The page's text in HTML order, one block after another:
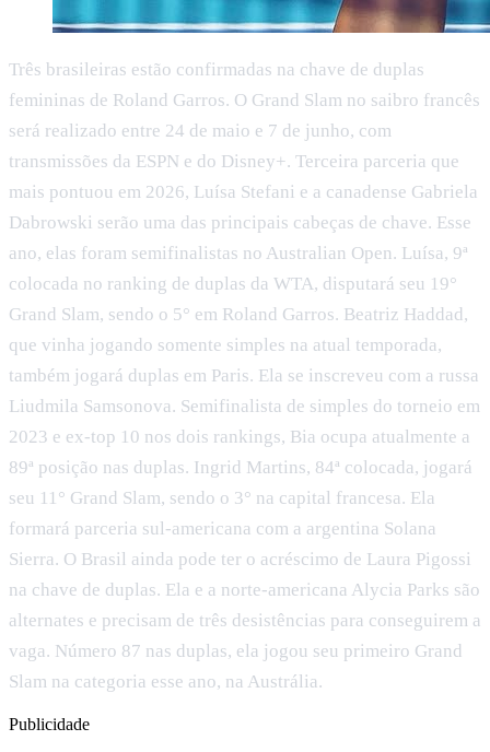
Três brasileiras estão confirmadas na chave de duplas
femininas de Roland Garros. O Grand Slam no saibro francês
será realizado entre 24 de maio e 7 de junho, com
transmissões da ESPN e do Disney+. Terceira parceria que
mais pontuou em 2026, Luísa Stefani e a canadense Gabriela
Dabrowski serão uma das principais cabeças de chave. Esse
ano, elas foram semifinalistas no Australian Open. Luísa, 9ª
colocada no ranking de duplas da WTA, disputará seu 19°
Grand Slam, sendo o 5° em Roland Garros. Beatriz Haddad,
que vinha jogando somente simples na atual temporada,
também jogará duplas em Paris. Ela se inscreveu com a russa
Liudmila Samsonova. Semifinalista de simples do torneio em
2023 e ex-top 10 nos dois rankings, Bia ocupa atualmente a
89ª posição nas duplas. Ingrid Martins, 84ª colocada, jogará
seu 11° Grand Slam, sendo o 3° na capital francesa. Ela
formará parceria sul-americana com a argentina Solana
Sierra. O Brasil ainda pode ter o acréscimo de Laura Pigossi
na chave de duplas. Ela e a norte-americana Alycia Parks são
alternates e precisam de três desistências para conseguirem a
vaga. Número 87 nas duplas, ela jogou seu primeiro Grand
Slam na categoria esse ano, na Austrália.
Publicidade